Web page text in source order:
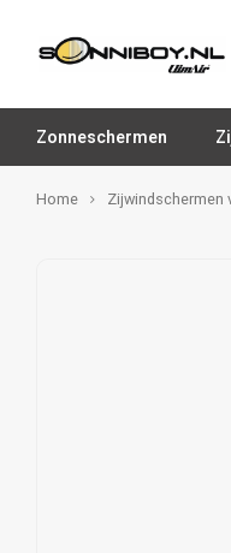
Zonneschermen
Home Zijwindschermen